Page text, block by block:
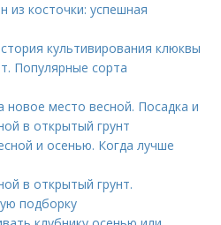
из косточки: успешная
культивирования клюквы
Популярные сорта
новое место весной. Посадка и
в открытый грунт
и осенью. Когда лучше
в открытый грунт.
подборку